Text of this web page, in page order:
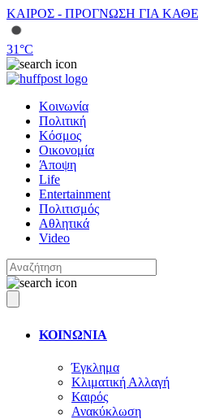
ΚΑΙΡΟΣ - ΠΡΟΓΝΩΣΗ ΓΙΑ
31°C
Κοινωνία
Πολιτική
Κόσμος
Οικονομία
Άποψη
Life
Entertainment
Πολιτισμός
Αθλητικά
Video
ΚΟΙΝΩΝΙΑ
Έγκλημα
Κλιματική Αλλαγή
Καιρός
Ανακύκλωση